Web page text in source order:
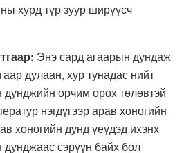
хурд түр зуур ширүүсч
Энэ сард агаарын дундаж
дулаан, хур тунадас нийт
дунджийн орчим орох төлөвтэй
нэгдүгээр арав хоногийн
хоногийн дунд үеүдэд ихэнх
дунджаас сэрүүн байх бол